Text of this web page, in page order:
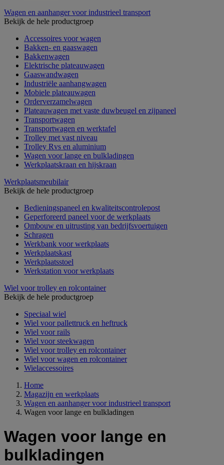
Wagen en aanhanger voor industrieel transport
Bekijk de hele productgroep
Accessoires voor wagen
Bakken- en gaaswagen
Bakkenwagen
Elektrische plateauwagen
Gaaswandwagen
Industriële aanhangwagen
Mobiele plateauwagen
Orderverzamelwagen
Plateauwagen met vaste duwbeugel en zijpaneel
Transportwagen
Transportwagen en werktafel
Trolley met vast niveau
Trolley Rvs en aluminium
Wagen voor lange en bulkladingen
Werkplaatskraan en hijskraan
Werkplaatsmeubilair
Bekijk de hele productgroep
Bedieningspaneel en kwaliteitscontrolepost
Geperforeerd paneel voor de werkplaats
Ombouw en uitrusting van bedrijfsvoertuigen
Schragen
Werkbank voor werkplaats
Werkplaatskast
Werkplaatsstoel
Werkstation voor werkplaats
Wiel voor trolley en rolcontainer
Bekijk de hele productgroep
Speciaal wiel
Wiel voor pallettruck en heftruck
Wiel voor rails
Wiel voor steekwagen
Wiel voor trolley en rolcontainer
Wiel voor wagen en rolcontainer
Wielaccessoires
Home
Magazijn en werkplaats
Wagen en aanhanger voor industrieel transport
Wagen voor lange en bulkladingen
Wagen voor lange en
bulkladingen